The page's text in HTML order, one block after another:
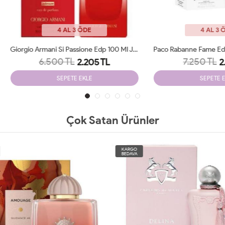
4 AL 3 ÖDE
Giorgio Armani Si Passione Edp 100 Ml JLT Woman
6.500 TL 2.205 TL
SEPETE EKLE
4 AL 3 ÖDE
7.250 TL 2.250 TL
SEPETE EKLE
Çok Satan Ürünler
KARGO
BEDAVA